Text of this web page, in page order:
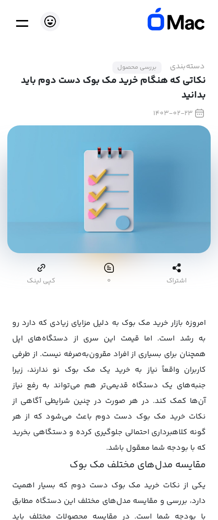
دسته‌بندی بررسی محصول
نکاتی که هنگام خرید مک بوک دست دوم باید
بدانید
1403-02-23
اشتراک ۰ کپی لینک
امروزه بازار خرید مک بوک به دلیل مزایای زیادی که دارد رو
به رشد است. اما قیمت این سری از دستگاه‌های اپل
همچنان برای بسیاری از افراد مقرون‌به‌صرفه نیست. از طرفی
کاربران واقعاً نیاز به خرید یک مک‌ بوک نو ندارند، زیرا
جنبه‌های یک دستگاه قدیمی‌تر هم می‌تواند به رفع نیاز
آن‌ها کمک کند. در هر صورت در چنین شرایطی آگاهی از
نکات خرید مک بوک دست دوم باعث می‌شود که از هر
گونه کلاهبرداری احتمالی جلوگیری کرده و دستگاهی بخرید
که با بودجه شما معقول باشد.
مقایسه مدل‌های مختلف مک‌ بوک
یکی از نکات خرید مک بوک دست دوم که بسیار اهمیت
دارد، بررسی و مقایسه‌ مدل‌های مختلف این دستگاه مطابق
با بودجه شما است. در مقایسه محصولات مختلف باید